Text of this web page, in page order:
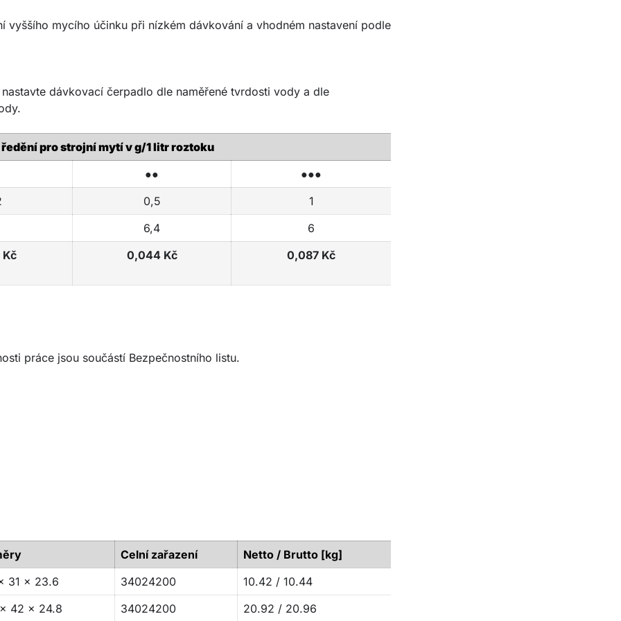
vyššího mycího účinku při nízkém dávkování a vhodném nastavení podle
dávkovací čerpadlo dle naměřené tvrdosti vody a dle
pro strojní mytí v g/1 litr roztoku
●●
●●●
0,5
1
6,4
6
Kč
0,044 Kč 0,087 Kč
práce jsou součástí Bezpečnostního listu.
Celní zařazení
Netto / Brutto [kg]
31 x 23.6
34024200
10.42 / 10.44
42 x 24.8
34024200 20.92 / 20.96